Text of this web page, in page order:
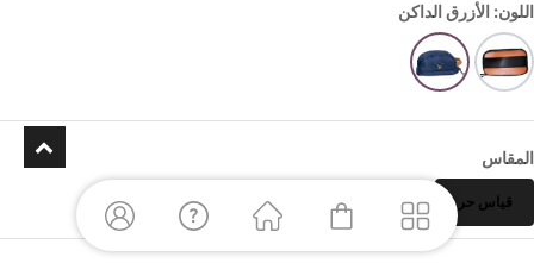
اللون: الأزرق الداكن
المقاس
قياس حر